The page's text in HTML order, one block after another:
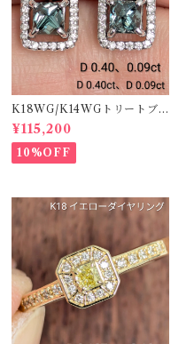
K18WG/K14WGトリートブ
ルーダイヤピアス 【PRO20
8939】
¥115,200
10%OFF